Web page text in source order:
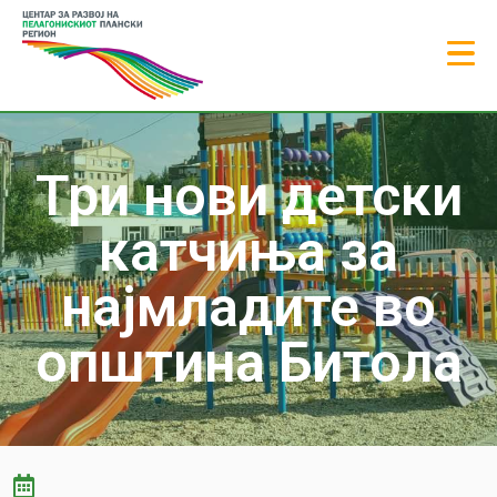
Три нови детски
катчиња за
најмладите во
општина Битола